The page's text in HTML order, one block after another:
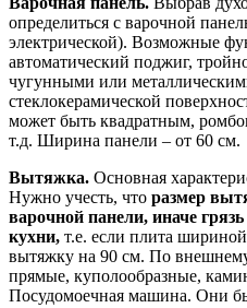
определиться с варочной
электрической). Возможные
автоматический поджиг,
чугунными или
стеклокерамической
может быть квадратным,
т.д. Ширина панели – от 60 см.
Вытяжка. Основная
Нужно учесть, что размер
варочной панели, иначе грязь
кухни, т.е. если плита
вытяжку на 90 см. По
прямые, куполообразные,
Посудомоечная машина. Они